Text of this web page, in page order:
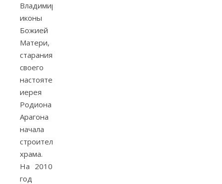
Владимирской
иконы
Божией
Матери,
стараниями
своего
настоятеля
иерея
Родиона
Арагона
начала
строительство
храма.
На 2010
год